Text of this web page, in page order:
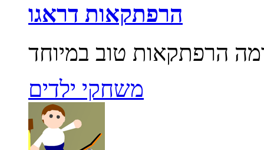
הרפתקאות דראגו
משחקי ילדים